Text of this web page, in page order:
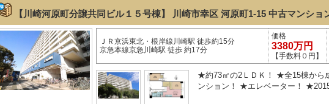
【川崎河原町分譲共同ビル１５号棟】 川崎市幸区 河原町1-15 中古マンショ
ＪＲ京浜東北・根岸線川崎駅 徒歩約15分
京急本線京急川崎駅 徒歩 約17分
価格
3380万円
【手数料０円】
★約73㎡の2ＬＤＫ！ ★全15棟から
ンション！ ★エレベーター！